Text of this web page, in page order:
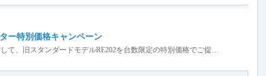
ー特別価格キャンペーン
て、旧スタンダードモデルRE202を台数限定の特別価格でご提…